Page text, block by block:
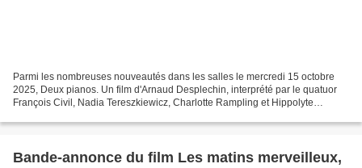
Parmi les nombreuses nouveautés dans les salles le mercredi 15 octobre
2025, Deux pianos. Un film d'Arnaud Desplechin, interprété par le quatuor
François Civil, Nadia Tereszkiewicz, Charlotte Rampling et Hippolyte
Bande-annonce du film Les matins merveilleux,